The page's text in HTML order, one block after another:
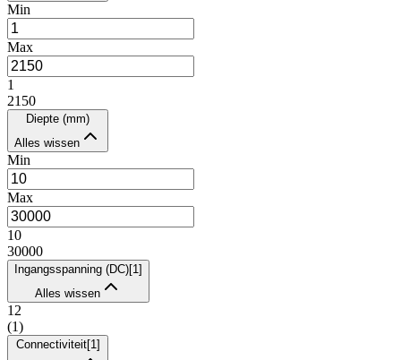
Min
Max
1
2150
Diepte (mm)
Alles wissen
Min
Max
10
30000
Ingangsspanning (DC)[1 ]
Alles wissen
12
(1)
Connectiviteit[1 ]